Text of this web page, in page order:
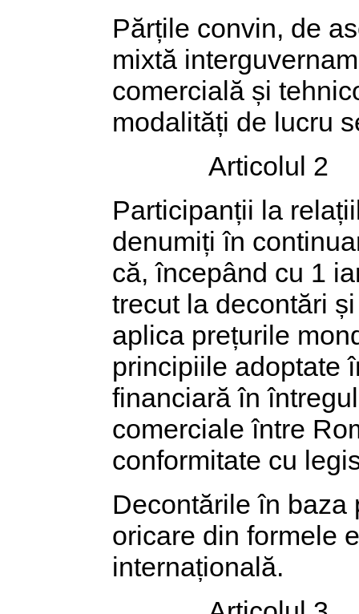
Părțile convin, de
mixtă
comercială și
modalități de lucru
Articolul 2
Participanții la
denumiți în
că, începând cu 1
trecut la decontări
aplica prețurile
principiile adoptate
financiară în
comerciale între
conformitate cu
Decontările în baza
oricare din formele
internațională.